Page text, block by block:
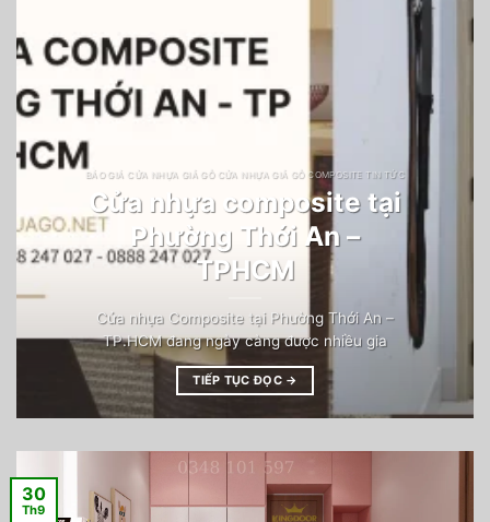
BÁO GIÁ CỬA NHỰA GIẢ GỖ CỬA NHỰA GIẢ GỖ COMPOSITE TIN TỨC
Cửa nhựa composite tại
Phường Thới An –
TPHCM
Cửa nhựa Composite tại Phường Thới An –
TP.HCM đang ngày càng được nhiều gia
TIẾP TỤC ĐỌC →
30
Th9